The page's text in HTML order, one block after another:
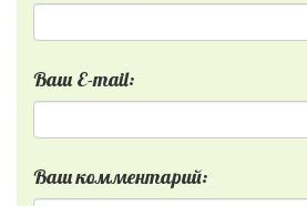
Ваш E-mail:
Ваш комментарий: